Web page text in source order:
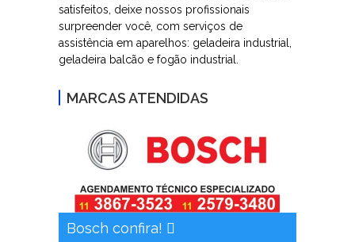
satisfeitos, deixe nossos profissionais
surpreender você, com serviços de
assistência em aparelhos: geladeira industrial,
geladeira balcão e fogão industrial.
MARCAS ATENDIDAS
Bosch confira!